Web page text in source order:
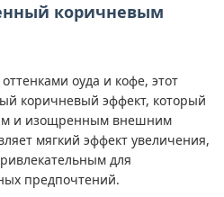
коричневым
оуда и кофе, этот
коричневый эффект, который
и изощренным внешним
мягкий эффект увеличения,
для
предпочтений.